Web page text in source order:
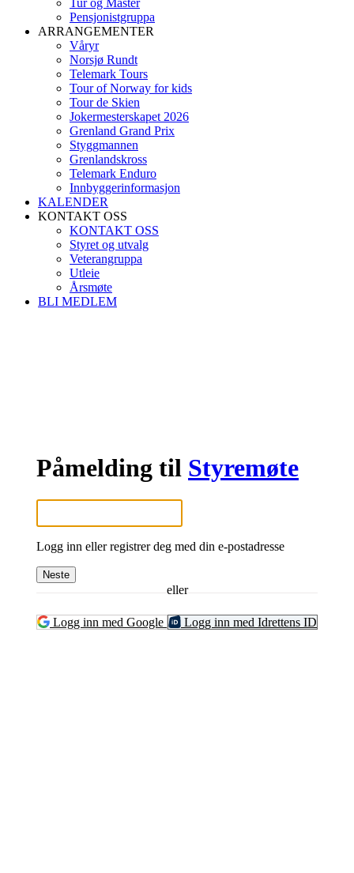
Tur og Master
Pensjonistgruppa
ARRANGEMENTER
Våryr
Norsjø Rundt
Telemark Tours
Tour of Norway for kids
Tour de Skien
Jokermesterskapet 2026
Grenland Grand Prix
Styggmannen
Grenlandskross
Telemark Enduro
Innbyggerinformasjon
KALENDER
KONTAKT OSS
KONTAKT OSS
Styret og utvalg
Veterangruppa
Utleie
Årsmøte
BLI MEDLEM
Påmelding til Styremøte
Logg inn eller registrer deg med din e-postadresse
Neste
eller
Logg inn med Google Logg inn med Idrettens ID